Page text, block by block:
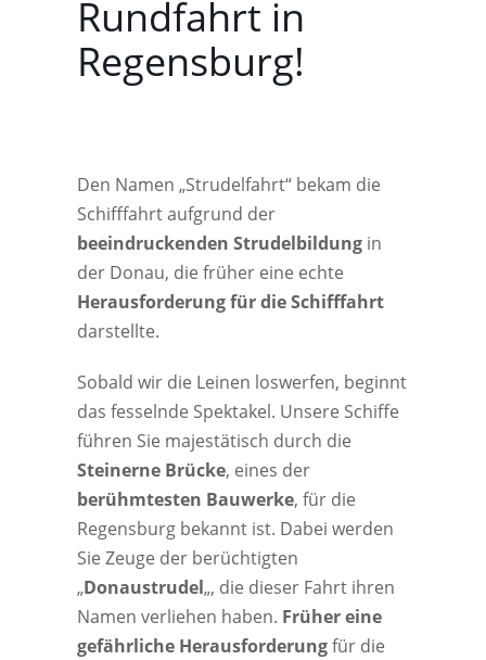
Rundfahrt in
Regensburg!
Den Namen „Strudelfahrt“ bekam die
Schifffahrt aufgrund der
beeindruckenden Strudelbildungin
der Donau, die früher eine echte
Herausforderung für die Schifffahrt
darstellte.
Sobald wir die Leinen loswerfen, beginnt
das fesselnde Spektakel. Unsere Schiffe
führen Sie majestätisch durch die
Steinerne Brücke, eines der
berühmtesten Bauwerke, für die
Regensburg bekannt ist. Dabei werden
Sie Zeuge der berüchtigten
„Donaustrudel„, die dieser Fahrt ihren
Namen verliehen haben. Früher eine
gefährliche Herausforderungfür die